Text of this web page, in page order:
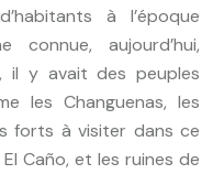
à l’époque
connue, aujourd’hui,
il y avait des peuples
les Changuenas, les
forts à visiter dans ce
Caño, et les ruines de